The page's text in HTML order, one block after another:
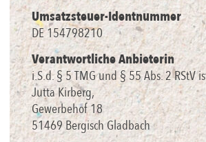
Umsatzsteuer-Identnummer
DE 154798210
Verantwortliche Anbieterin
i.S.d. § 5 TMG und § 55 Abs. 2 RStV
Jutta Kirberg,
Gewerbehof 18
51469 Bergisch Gladbach